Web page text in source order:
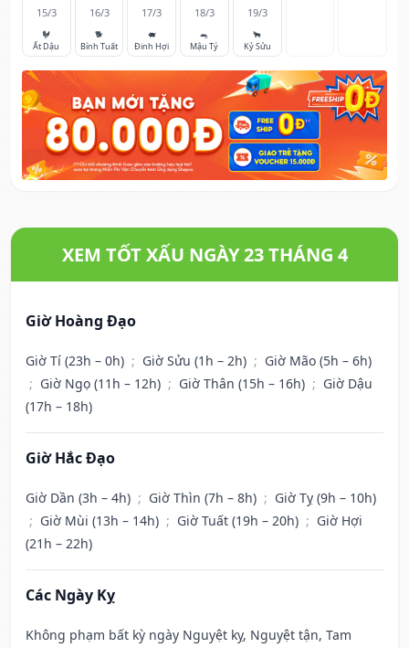
15/3
🐓
Ất Dậu
16/3
🐕
Bính Tuất
17/3
🐖
Đinh Hợi
18/3
🐀
Mậu Tý
19/3
🐂
Kỷ Sửu
XEM TỐT XẤU NGÀY 23 THÁNG 4
Giờ Hoàng Đạo
Giờ Tí (23h – 0h) ; Giờ Sửu (1h – 2h) ; Giờ Mão (5h – 6h)
; Giờ Ngọ (11h – 12h) ; Giờ Thân (15h – 16h) ; Giờ Dậu
(17h – 18h)
Giờ Hắc Đạo
Giờ Dần (3h – 4h) ; Giờ Thìn (7h – 8h) ; Giờ Tỵ (9h – 10h)
; Giờ Mùi (13h – 14h) ; Giờ Tuất (19h – 20h) ; Giờ Hợi
(21h – 22h)
Các Ngày Kỵ
Không phạm bất kỳ ngày Nguyệt kỵ, Nguyệt tận, Tam